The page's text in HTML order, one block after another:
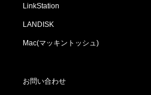
LinkStation
LANDISK
Mac(マッキントッシュ)
お問い合わせ